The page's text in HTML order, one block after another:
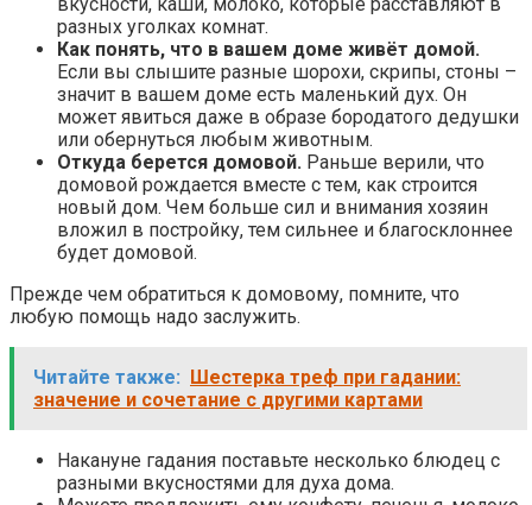
вкусности, каши, молоко, которые расставляют в
разных уголках комнат.
Как понять, что в вашем доме живёт домой.
Если вы слышите разные шорохи, скрипы, стоны –
значит в вашем доме есть маленький дух. Он
может явиться даже в образе бородатого дедушки
или обернуться любым животным.
Откуда берется домовой. Раньше верили, что
домовой рождается вместе с тем, как строится
новый дом. Чем больше сил и внимания хозяин
вложил в постройку, тем сильнее и благосклоннее
будет домовой.
Прежде чем обратиться к домовому, помните, что
любую помощь надо заслужить.
Читайте также:
Шестерка треф при гадании:
значение и сочетание с другими картами
Накануне гадания поставьте несколько блюдец с
разными вкусностями для духа дома.